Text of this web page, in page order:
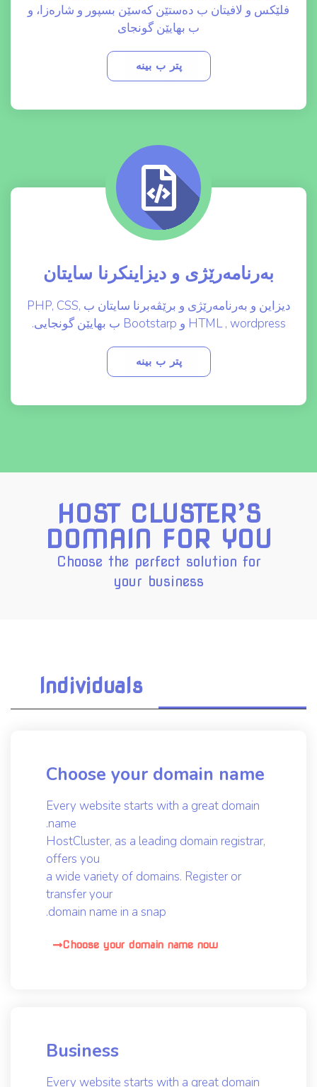
فلێکس و لافیتان ب دەستێن کەسێن بسپور و شارەزا، و
ب بهایێن گونجای
پتر ب بینە
بەرنامەرێژی و دیزاینکرنا سایتان
دیزاین و بەرنامەرێژی و برێڤەبرنا سایتان ب PHP, CSS,
HTML , wordpress و Bootstarp ب بهایێن گونجایی.
پتر ب بینە
HOST CLUSTER’S
DOMAIN FOR YOU
Choose the perfect solution for
your business
Individuals
Choose your domain name
Every website starts with a great domain
name.
HostCluster, as a leading domain registrar,
offers you
a wide variety of domains. Register or
transfer your
domain name in a snap.
Choose your domain name now
Business
Every website starts with a great domain